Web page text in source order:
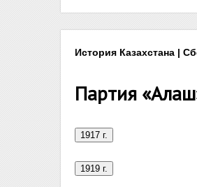
История Казахстана |
Партия